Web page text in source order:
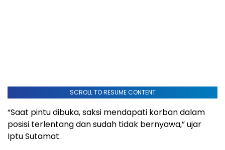
SCROLL TO RESUME CONTENT
“Saat pintu dibuka, saksi mendapati korban dalam
posisi terlentang dan sudah tidak bernyawa,” ujar
Iptu Sutamat.